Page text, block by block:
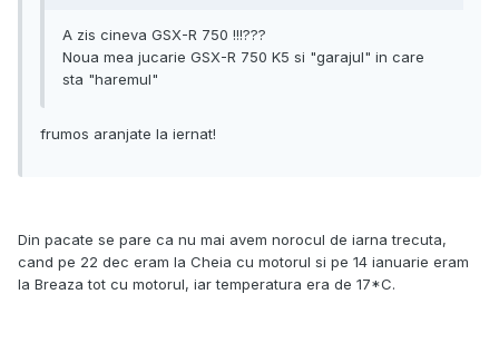
A zis cineva GSX-R 750 !!!???
Noua mea jucarie GSX-R 750 K5 si "garajul" in care
sta "haremul"
frumos aranjate la iernat!
Din pacate se pare ca nu mai avem norocul de iarna trecuta,
cand pe 22 dec eram la Cheia cu motorul si pe 14 ianuarie eram
la Breaza tot cu motorul, iar temperatura era de 17*C.